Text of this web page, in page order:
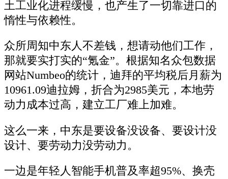
土工业化进程缓慢，也产生了一切靠进口的
惰性与依赖性。
众所周知中东人不差钱，想请动他们工作，
那就要实打实的“氪金”。根据知名众包数据
网站Numbeo的统计，迪拜的平均税后月薪为
10961.09迪拉姆，折合为2985美元，本地劳
动力成本过高，建立工厂难上加难。
这么一来，中东是要设备没设备、要设计没
设计、要劳动力没劳动力。
一边是年轻人智能手机普及率超95%、换壳